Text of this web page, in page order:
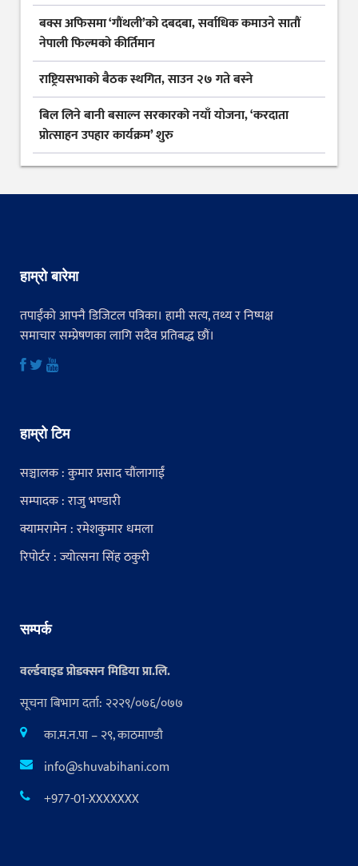
बक्स अफिसमा ‘गौंथली’को दबदबा, सर्वाधिक कमाउने सातौं
नेपाली फिल्मको कीर्तिमान
राष्ट्रियसभाको बैठक स्थगित, साउन २७ गते बस्ने
बिल लिने बानी बसाल्न सरकारको नयाँ योजना, ‘करदाता
प्रोत्साहन उपहार कार्यक्रम’ शुरु
हाम्रो बारेमा
तपाईंको आफ्नै डिजिटल पत्रिका। हामी सत्य, तथ्य र निष्पक्ष
समाचार सम्प्रेषणका लागि सदैव प्रतिबद्ध छौं।
हाम्रो टिम
सञ्चालक : कुमार प्रसाद चौंलागाईं
सम्पादक : राजु भण्डारी
क्यामरामेन : रमेशकुमार धमला
रिपोर्टर : ज्योत्सना सिंह ठकुरी
सम्पर्क
वर्ल्डवाइड प्रोडक्सन मिडिया प्रा.लि.
सूचना बिभाग दर्ता: २२२९/०७६/०७७
का.म.न.पा – २९, काठमाण्डौ
info@shuvabihani.com
+977-01-XXXXXXX